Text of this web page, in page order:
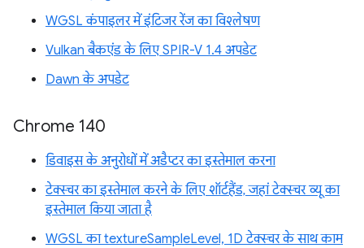
WGSL कंपाइलर में इंटिजर रेंज का विश्लेषण
Vulkan बैकएंड के लिए SPIR-V 1.4 अपडेट
Dawn के अपडेट
Chrome 140
डिवाइस के अनुरोधों में अडैप्टर का इस्तेमाल करना
टेक्स्चर का इस्तेमाल करने के लिए शॉर्टहैंड, जहां टेक्स्चर व्यू का
इस्तेमाल किया जाता है
WGSL का textureSampleLevel, 1D टेक्स्चर के साथ काम